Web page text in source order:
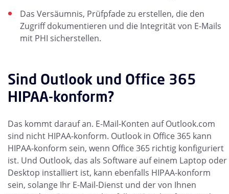
Das Versäumnis, Prüfpfade zu erstellen, die den
Zugriff dokumentieren und die Integrität von E-Mails
mit PHI sicherstellen.
Sind Outlook und Office 365
HIPAA-konform?
Das kommt darauf an. E-Mail-Konten auf Outlook.com
sind nicht HIPAA-konform. Outlook in Office 365 kann
HIPAA-konform sein, wenn Office 365 richtig konfiguriert
ist. Und Outlook, das als Software auf einem Laptop oder
Desktop installiert ist, kann ebenfalls HIPAA-konform
sein, solange Ihr E-Mail-Dienst und der von Ihnen